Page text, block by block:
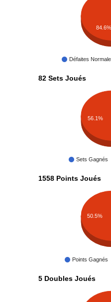
Défaites
84.6%
82 Sets Joués
Sets Gagnés
56.1%
1558 Points Joués
Points Gagnés
50.5%
5 Doubles Joués